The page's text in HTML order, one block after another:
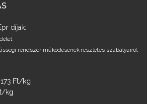
díjak:
rendszer működésének részletes szabályairól
Ft/kg
kg